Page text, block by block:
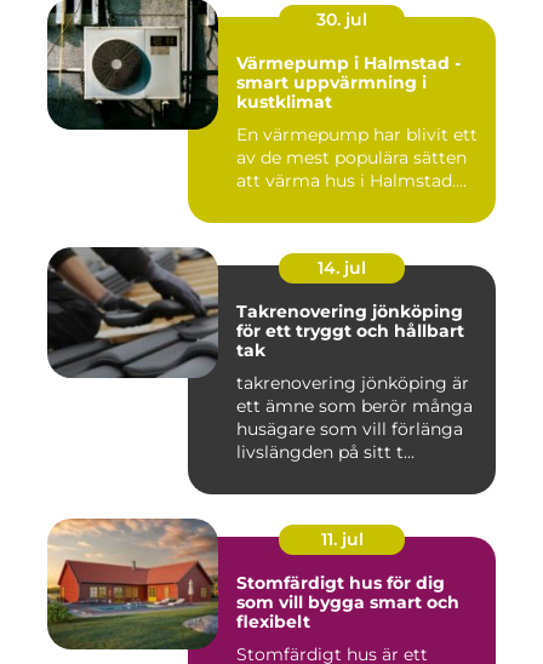
30. jul
Värmepump i Halmstad -
smart uppvärmning i
kustklimat
En värmepump har blivit ett
av de mest populära sätten
att värma hus i Halmstad....
14. jul
Takrenovering jönköping
för ett tryggt och hållbart
tak
takrenovering jönköping är
ett ämne som berör många
husägare som vill förlänga
livslängden på sitt t...
11. jul
Stomfärdigt hus för dig
som vill bygga smart och
flexibelt
Stomfärdigt hus är ett